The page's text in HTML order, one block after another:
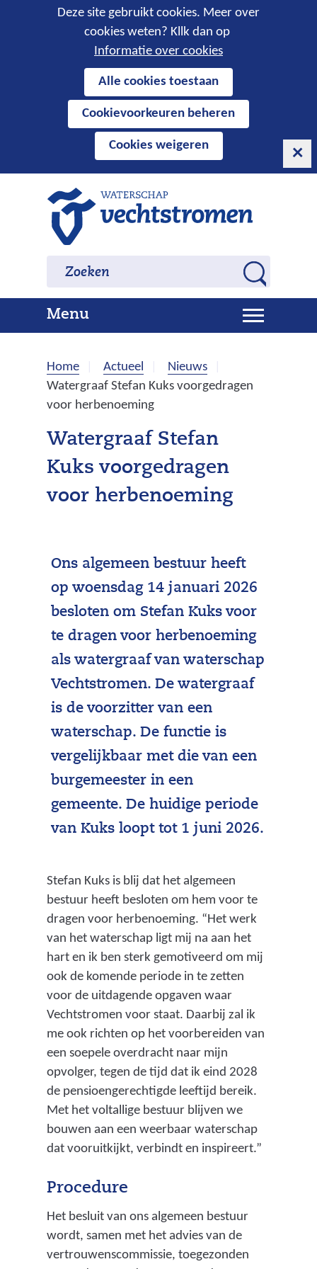
Cookies
toestaan?
Deze site gebruikt cookies. Meer over
cookies weten? Kllk dan op
Informatie over cookies
cookies
deze
website
worden
toegestaan
geweigerd.
Alle cookies toestaan
Cookievoorkeuren beheren
Cookies weigeren
naar
o
e
k
e
Zoeken Zoeken
MenuU
i
l
a
p
e
n
Home Actueel
Nieuws
Watergraaf Stefan Kuks voorgedragen
voor herbenoeming
Watergraaf Stefan
Kuks voorgedragen
voor herbenoeming
Ons algemeen bestuur heeft
op woensdag 14 januari 2026
besloten om Stefan Kuks voor
te dragen voor herbenoeming
als watergraaf van waterschap
Vechtstromen. De watergraaf
is de voorzitter van een
waterschap. De functie is
vergelijkbaar met die van een
burgemeester in een
gemeente. De huidige periode
van Kuks loopt tot 1 juni 2026.
Stefan Kuks is blij dat het algemeen
bestuur heeft besloten om hem voor te
dragen voor herbenoeming. “Het werk
van het waterschap ligt mij na aan het
hart en ik ben sterk gemotiveerd om mij
ook de komende periode in te zetten
voor de uitdagende opgaven waar
Vechtstromen voor staat. Daarbij zal ik
me ook richten op het voorbereiden van
een soepele overdracht naar mijn
opvolger, tegen de tijd dat ik eind 2028
de pensioengerechtigde leeftijd bereik.
Met het voltallige bestuur blijven we
bouwen aan een weerbaar waterschap
dat vooruitkijkt, verbindt en inspireert.”
Procedure
Het besluit van ons algemeen bestuur
wordt, samen met het advies van de
vertrouwenscommissie, toegezonden